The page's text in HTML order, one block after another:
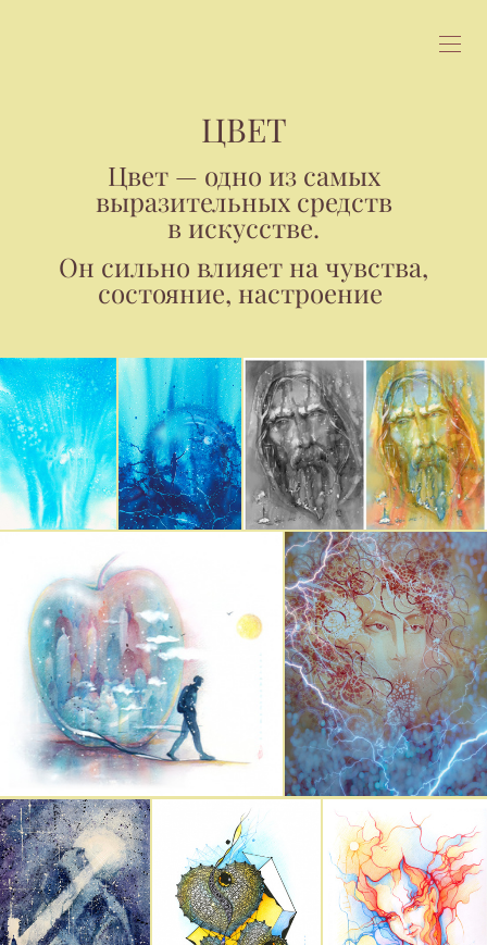
ЦВЕТ
Цвет — одно из самых
выразительных средств
в искусстве.
Он сильно влияет на чувства,
состояние, настроение